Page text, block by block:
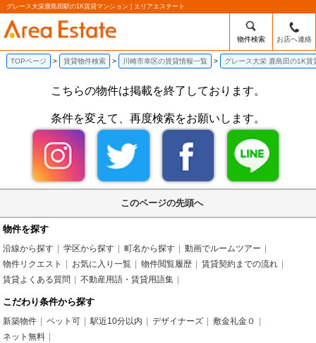
グレース大栄鹿島田駅の1K賃貸マンション | エリアエステート
物件検索 お店へ連絡
TOPページ 賃貸物件検索 川崎市幸区の賃貸情報一覧 グレース大栄 鹿島田の1K賃
こちらの物件は掲載を終了しております。
条件を変えて、再度検索をお願いします。
このページの先頭へ
物件を探す
沿線から探す 学区から探す 町名から探す
動画でルームツアー
物件リクエスト
お気に入り一覧 物件閲覧履歴
賃貸契約までの流れ
賃貸よくある質問
不動産用語・賃貸用語集
こだわり条件から探す
新築物件 ペット可 駅近10分以内 デザイナーズ
敷金礼金０
ネット無料